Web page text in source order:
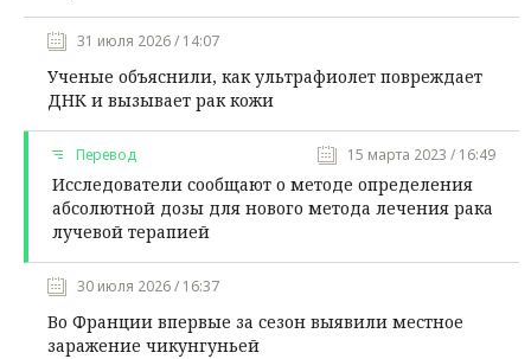
31 июля 2026 / 14:07
Ученые объяснили, как ультрафиолет повреждает
ДНК и вызывает рак кожи
Перевод 15 марта 2023 / 16:49
Исследователи сообщают о методе определения
абсолютной дозы для нового метода лечения рака
лучевой терапией
30 июля 2026 / 16:37
Во Франции впервые за сезон выявили местное
заражение чикунгуньей